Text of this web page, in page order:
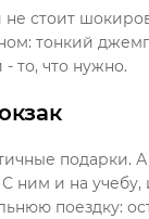
стоит
тонкий
то, что нужно.
подарки.
С ним и на учебу,
поездку: